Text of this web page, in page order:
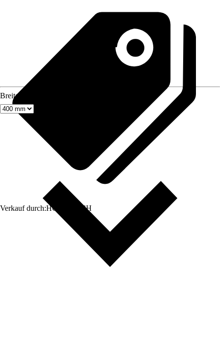
Verkauf durch:HORNBACH
Breite